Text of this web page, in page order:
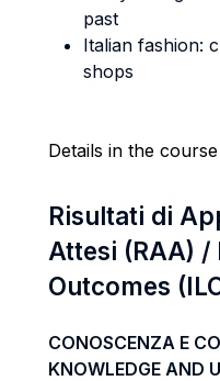
past
Italian fashion:
shops
Details in the
Risultati di
Attesi (RAA)
Outcomes
CONOSCENZA E
KNOWLEDGE AND